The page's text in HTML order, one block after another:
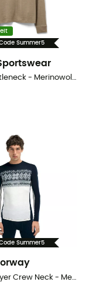
Summer5
Activist Turtleneck - Merinowolltrikot - Herren
Summer5
Vail Baselayer Crew Neck - Merinowolltrikot - Herren